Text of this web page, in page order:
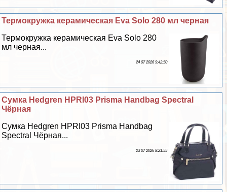
Термокружка керамическая Eva Solo 280 мл черная
Термокружка керамическая Eva Solo 280
мл черная...
24 07 2026 9:42:50
Сумка Hedgren HPRI03 Prisma Handbag Spectral
Чёрная
Сумка Hedgren HPRI03 Prisma Handbag
Spectral Чёрная...
23 07 2026 8:21:55